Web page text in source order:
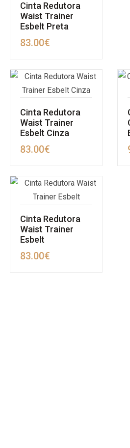
Cinta Redutora
Waist Trainer
Esbelt Preta
83.00€
Cinta Redutora
Waist Trainer
Esbelt Cinza
83.00€
Cinta Redutora
Waist Trainer
Esbelt
83.00€